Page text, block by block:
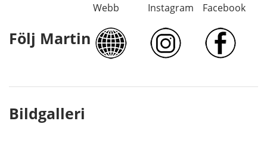
Följ Martin
Webb Instagram Facebook
Bildgalleri